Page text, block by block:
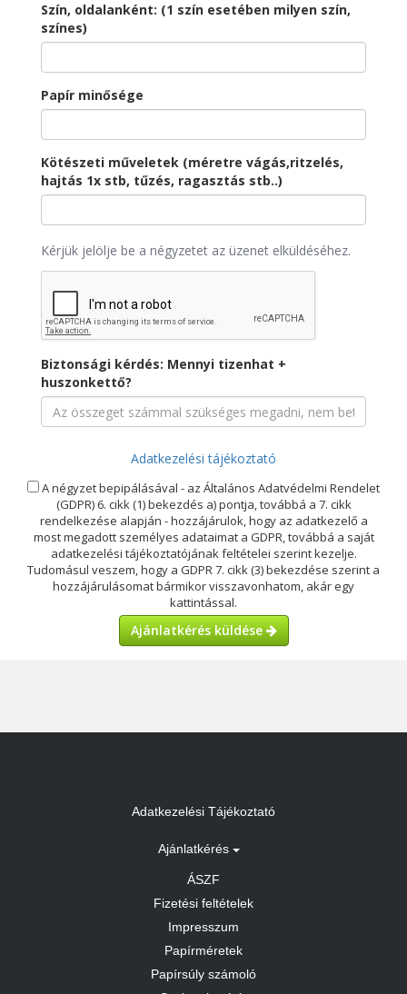
Szín, oldalanként: (1 szín esetében milyen szín,
színes)
Papír minősége
Kötészeti műveletek (méretre vágás,ritzelés,
hajtás 1x stb, tűzés, ragasztás stb..)
Kérjük jelölje be a négyzetet az üzenet elküldéséhez.
Biztonsági kérdés: Mennyi tizenhat +
huszonkettő?
Adatkezelési tájékoztató
A négyzet bepipálásával - az Általános Adatvédelmi Rendelet
(GDPR) 6. cikk (1) bekezdés a) pontja, továbbá a 7. cikk
rendelkezése alapján - hozzájárulok, hogy az adatkezelő a
most megadott személyes adataimat a GDPR, továbbá a saját
adatkezelési tájékoztatójának feltételei szerint kezelje.
Tudomásul veszem, hogy a GDPR 7. cikk (3) bekezdése szerint a
hozzájárulásomat bármikor visszavonhatom, akár egy
kattintással.
Ajánlatkérés küldése
Adatkezelési Tájékoztató
Ajánlatkérés
ÁSZF
Fizetési feltételek
Impresszum
Papírméretek
Papírsúly számoló